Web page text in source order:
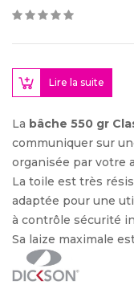
Lire la suite
La bâche 550 gr
communiquer sur
organisée par votre
La toile est très
adaptée pour une
à contrôle sécurité
Sa laize maximale